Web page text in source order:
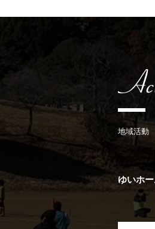
地域活動
ゆいホ